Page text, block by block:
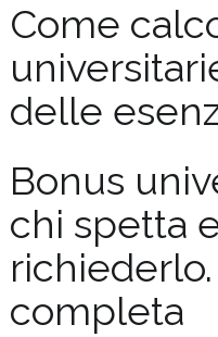
Come
delle
Bonus
chi spetta
completa